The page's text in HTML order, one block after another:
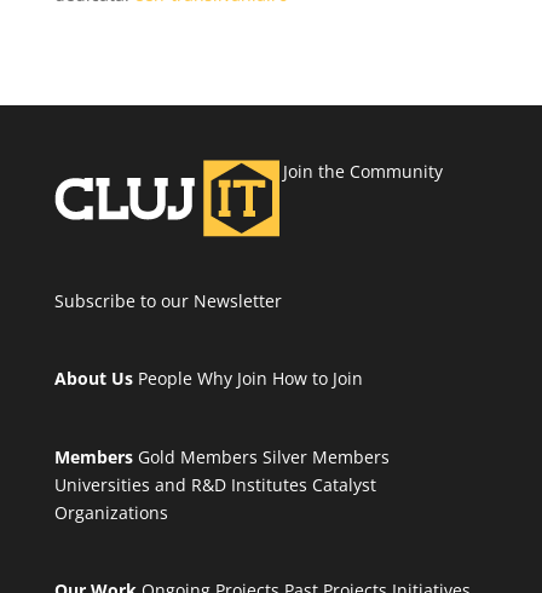
Join the Community
Subscribe to our Newsletter
About Us People Why Join How to Join
Members Gold Members Silver Members
Universities and R&D Institutes Catalyst
Organizations